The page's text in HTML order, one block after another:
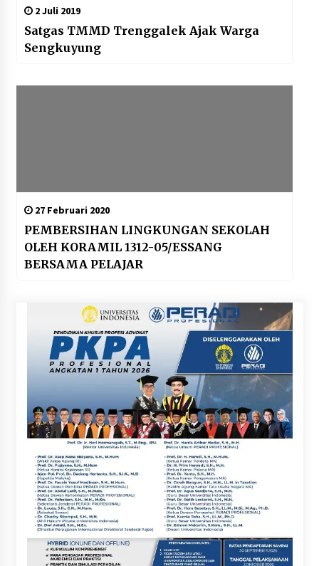
2 Juli 2019
Satgas TMMD Trenggalek Ajak Warga
Sengkuyung
27 Februari 2020
PEMBERSIHAN LINGKUNGAN SEKOLAH
OLEH KORAMIL 1312-05/ESSANG
BERSAMA PELAJAR